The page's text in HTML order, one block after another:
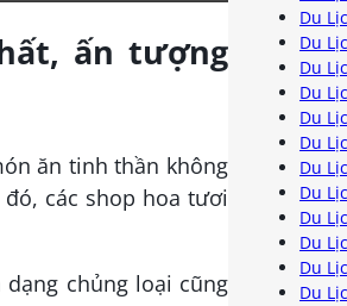
ấn tượng
ăn tinh thần không
các shop hoa tươi
chủng loại cũng
Du
Du
Du
Du
Du
Du
Du
Du
Du
Du
Du
Du